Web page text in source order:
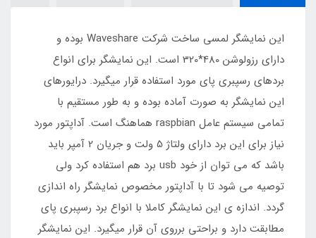
این نمایشگر لمسی ساخت شرکت Waveshare بوده و
دارای رزولوشن 480*320 است. این نمایشگر برای انواع
بردهای رسپبری پای مورد استفاده قرار میگیرد. درایورهای
این نمایشگر به صورت آماده بوده و به طور مستقیم با
تمامی سیستم عامل raspbian هماهنگ است. آداپتور مورد
نیاز برای این برد دارای ولتاژ 5 ولت و جریان 2 آمپر باید
باشد که می توان از خود usb برد هم استفاده کرد ولی
توصیه می شود تا با آداپتور مخصوص نمایشگر راه اندازی
گردد. اندازه ی این نمایشگر کاملا با انواع برد رسپبری پای
مطابقت دارد و براحتی برروی آن قرار میگیرد. این نمایشگر